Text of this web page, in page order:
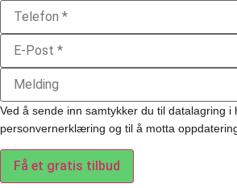
Ved å sende inn samtykker du til datalagring i
personvernerklæring og til å motta
Få et gratis tilbud